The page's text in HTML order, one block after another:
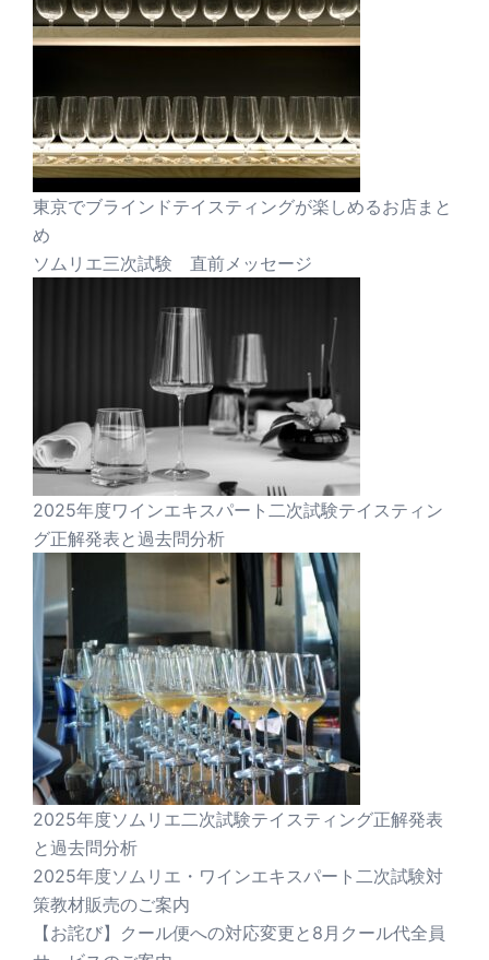
東京でブラインドテイスティングが楽しめるお店まと
め
ソムリエ三次試験 直前メッセージ
2025年度ワインエキスパート二次試験テイスティン
グ正解発表と過去問分析
2025年度ソムリエ二次試験テイスティング正解発表
と過去問分析
2025年度ソムリエ・ワインエキスパート二次試験対
策教材販売のご案内
【お詫び】クール便への対応変更と8月クール代全員